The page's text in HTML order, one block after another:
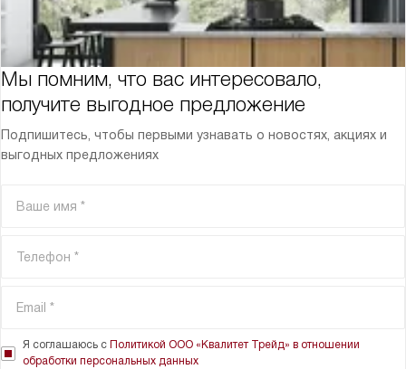
Мы помним, что вас интересовало,
получите выгодное предложение
Подпишитесь, чтобы первыми узнавать о новостях, акциях и
выгодных предложениях
Я соглашаюсь с Политикой ООО «Квалитет Трейд» в отношении
обработки персональных данных